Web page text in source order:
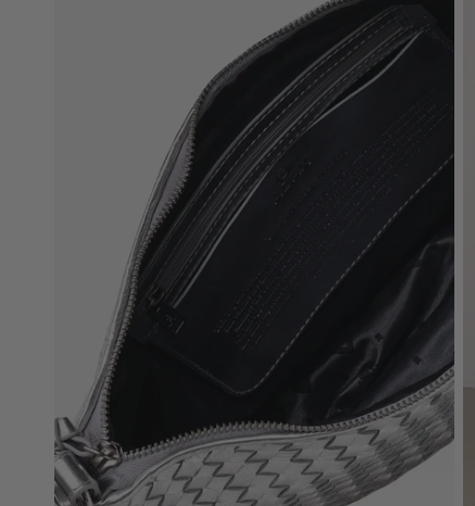
New In: Soft Suede